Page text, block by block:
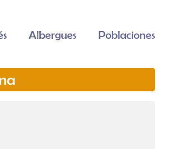
Albergues Poblaciones